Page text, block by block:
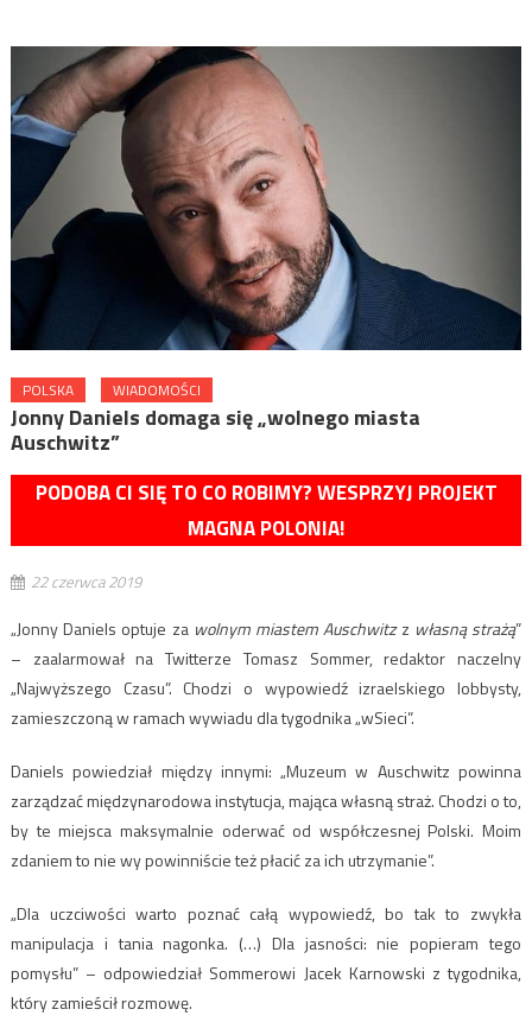
POLSKA WIADOMOŚCI
Jonny Daniels domaga się „wolnego miasta
Auschwitz”
PODOBA CI SIĘ TO CO ROBIMY? WESPRZYJ PROJEKT
MAGNA POLONIA!
22 czerwca 2019
„Jonny Daniels optuje za wolnym miastem Auschwitzz własną strażą”
– zaalarmował na Twitterze Tomasz Sommer, redaktor naczelny
„Najwyższego Czasu”. Chodzi o wypowiedź izraelskiego lobbysty,
zamieszczoną w ramach wywiadu dla tygodnika „wSieci”.
Daniels powiedział między innymi: „Muzeum w Auschwitz powinna
zarządzać międzynarodowa instytucja, mająca własną straż. Chodzi o to,
by te miejsca maksymalnie oderwać od współczesnej Polski. Moim
zdaniem to nie wy powinniście też płacić za ich utrzymanie”.
„Dla uczciwości warto poznać całą wypowiedź, bo tak to zwykła
manipulacja i tania nagonka. (…) Dla jasności: nie popieram tego
pomysłu” – odpowiedział Sommerowi Jacek Karnowski z tygodnika,
który zamieścił rozmowę.